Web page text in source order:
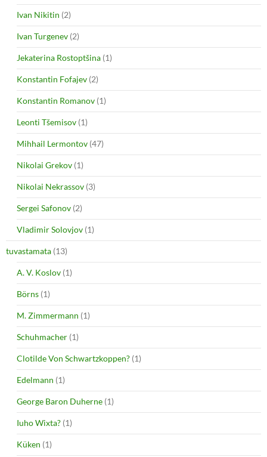
Ivan Nikitin (2)
Ivan Turgenev (2)
Jekaterina Rostoptšina (1)
Konstantin Fofajev (2)
Konstantin Romanov (1)
Leonti Tšemisov (1)
Mihhail Lermontov (47)
Nikolai Grekov (1)
Nikolai Nekrassov (3)
Sergei Safonov (2)
Vladimir Solovjov (1)
tuvastamata (13)
A. V. Koslov (1)
Börns (1)
M. Zimmermann (1)
Schuhmacher (1)
Clotilde Von Schwartzkoppen? (1)
Edelmann (1)
George Baron Duherne (1)
Iuho Wixta? (1)
Küken (1)